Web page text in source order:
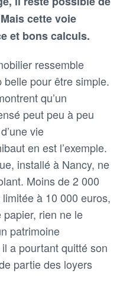
cette voie
et bons calculs.
ressemble
pour être simple.
qu’un
peut peu à peu
vie
en est l’exemple.
installé à Nancy, ne
Moins de 2 000
à 10 000 euros,
rien ne le
patrimoine
a pourtant quitté son
partie des loyers